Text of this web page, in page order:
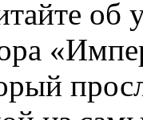
об